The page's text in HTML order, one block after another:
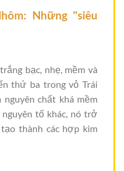
Những "siêu
bạc, nhẹ, mềm và
thứ ba trong vỏ Trái
chất khá mềm
tố khác, nó trở
thành các hợp kim